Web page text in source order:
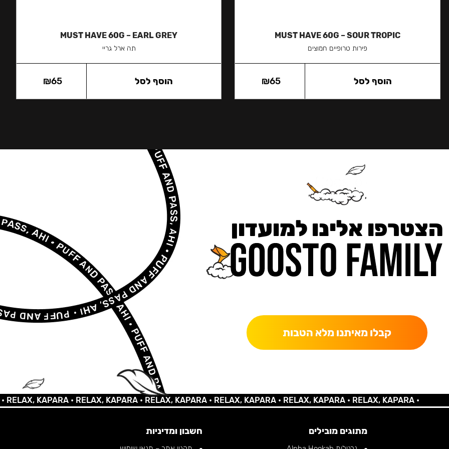
MUST HAVE 60G – SOUR TROPIC
פירות טרופיים חמוצים
₪65 הוסף לסל
MUST HAVE 60G – EARL GREY
תה ארל גריי
₪65 הוסף לסל
הצטרפו אלינו למועדון
קבלו מאיתנו מלא הטבות
KAPARA •RELAX, KAPARA •RELAX, KAPARA •RELAX, KAPARA •RELAX, KAPARA •RELAX, KAPARA •
מתוגים מובילים חשבון ומדיניות